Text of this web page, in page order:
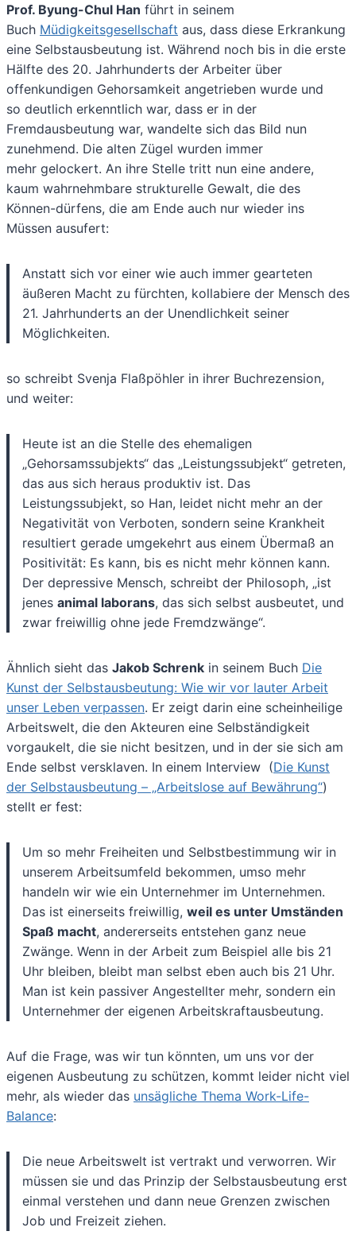
Prof. Byung-Chul Han führt in seinem
Buch Müdigkeitsgesellschaft aus, dass diese Erkrankung
eine Selbstausbeutung ist. Während noch bis in die erste
Hälfte des 20. Jahrhunderts der Arbeiter über
offenkundigen Gehorsamkeit angetrieben wurde und
so deutlich erkenntlich war, dass er in der
Fremdausbeutung war, wandelte sich das Bild nun
zunehmend. Die alten Zügel wurden immer
mehr gelockert. An ihre Stelle tritt nun eine andere,
kaum wahrnehmbare strukturelle Gewalt, die des
Können-dürfens, die am Ende auch nur wieder ins
Müssen ausufert:
Anstatt sich vor einer wie auch immer gearteten
äußeren Macht zu fürchten, kollabiere der Mensch des
21. Jahrhunderts an der Unendlichkeit seiner
Möglichkeiten.
so schreibt Svenja Flaßpöhler in ihrer Buchrezension,
und weiter:
Heute ist an die Stelle des ehemaligen
„Gehorsamssubjekts“ das „Leistungssubjekt“ getreten,
das aus sich heraus produktiv ist. Das
Leistungssubjekt, so Han, leidet nicht mehr an der
Negativität von Verboten, sondern seine Krankheit
resultiert gerade umgekehrt aus einem Übermaß an
Positivität: Es kann, bis es nicht mehr können kann.
Der depressive Mensch, schreibt der Philosoph, „ist
jenes animal laborans, das sich selbst ausbeutet, und
zwar freiwillig ohne jede Fremdzwänge“.
Ähnlich sieht das Jakob Schrenk in seinem Buch Die
Kunst der Selbstausbeutung: Wie wir vor lauter Arbeit
unser Leben verpassen. Er zeigt darin eine scheinheilige
Arbeitswelt, die den Akteuren eine Selbständigkeit
vorgaukelt, die sie nicht besitzen, und in der sie sich am
Ende selbst versklaven. In einem Interview (Die Kunst
der Selbstausbeutung – „Arbeitslose auf Bewährung“)
stellt er fest:
Um so mehr Freiheiten und Selbstbestimmung wir in
unserem Arbeitsumfeld bekommen, umso mehr
handeln wir wie ein Unternehmer im Unternehmen.
Das ist einerseits freiwillig, weil es unter Umständen
Spaß macht, andererseits entstehen ganz neue
Zwänge. Wenn in der Arbeit zum Beispiel alle bis 21
Uhr bleiben, bleibt man selbst eben auch bis 21 Uhr.
Man ist kein passiver Angestellter mehr, sondern ein
Unternehmer der eigenen Arbeitskraftausbeutung.
Auf die Frage, was wir tun könnten, um uns vor der
eigenen Ausbeutung zu schützen, kommt leider nicht viel
mehr, als wieder das unsägliche Thema Work-Life-
Balance:
Die neue Arbeitswelt ist vertrakt und verworren. Wir
müssen sie und das Prinzip der Selbstausbeutung erst
einmal verstehen und dann neue Grenzen zwischen
Job und Freizeit ziehen.